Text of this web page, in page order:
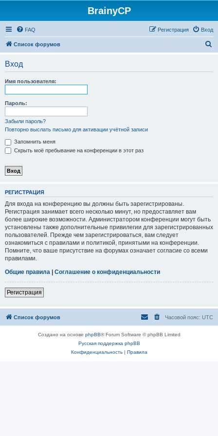
BrainyCP
FAQ Вход
Регистрация
Список форумов
Вход
Имя пользователя:
Пароль:
Забыли пароль?
Повторно выслать письмо для активации учётной записи
Запомнить меня
Скрыть моё пребывание на конференции в этот раз
РЕГИСТРАЦИЯ
Для входа на конференцию вы должны быть зарегистрированы.
Регистрация занимает всего несколько минут, но предоставляет вам
более широкие возможности. Администратором конференции могут быть
установлены также дополнительные привилегии для зарегистрированных
пользователей. Прежде чем зарегистрироваться, вам следует
ознакомиться с правилами и политикой, принятыми на конференции.
Помните, что ваше присутствие на форумах означает согласие со всеми
правилами.
Общие правила | Соглашение о конфиденциальности
Регистрация
Список форумов Часовой пояс: UTC
Создано на основе phpBB® Forum Software © phpBB Limited
Русская поддержка phpBB
Конфиденциальность| Правила